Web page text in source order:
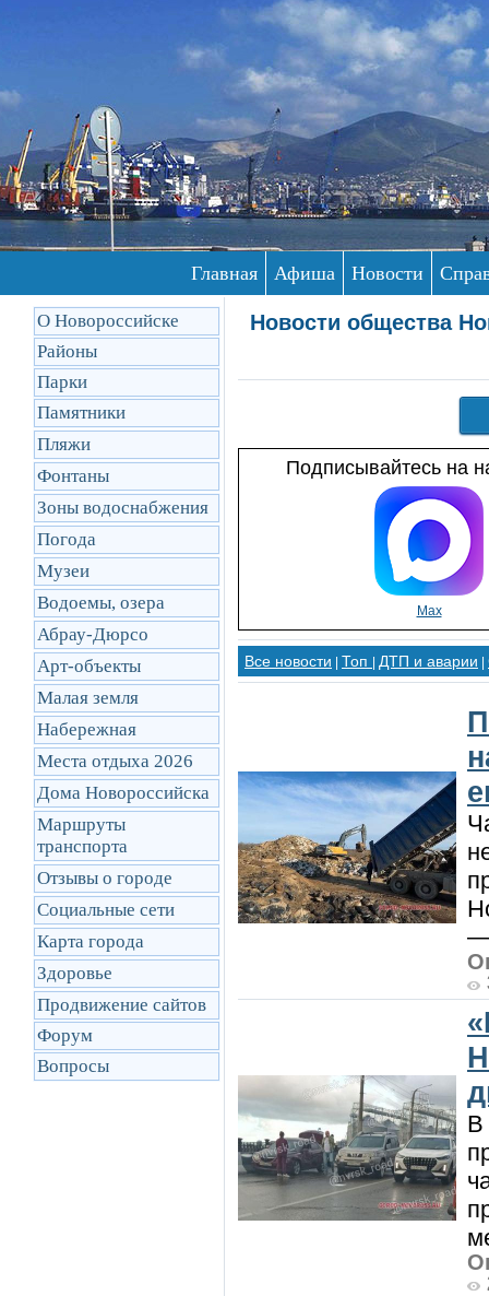
Главная Афиша Новости
О Новороссийске
Районы
Парки
Памятники
Пляжи
Фонтаны
Зоны водоснабжения
Погода
Музеи
Водоемы, озера
Абрау-Дюрсо
Арт-объекты
Малая земля
Набережная
Места отдыха 2026
Дома Новороссийска
Маршруты
транcпорта
Отзывы о городе
Социальные сети
Карта города
Здоровье
Продвижение сайтов
Форум
Вопросы
Новости общества
Подписывайтесь на
Max
Все новости Топ ДТП и аварии
—
В